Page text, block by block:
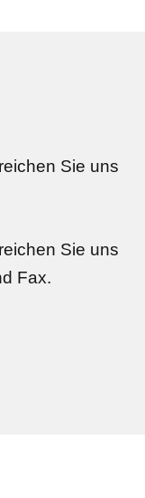
Sie uns
Sie uns
Fax.